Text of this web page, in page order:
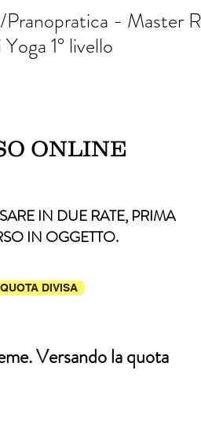
- Master
1° livello
ONLINE
IN DUE RATE, PRIMA
IN OGGETTO.
DIVISA
Versando la quota